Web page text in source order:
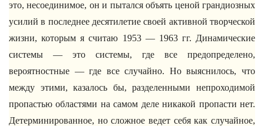
это, несоединимое, он и пытался объять ценой грандиозных
усилий в последнее десятилетие своей активной творческой
жизни, которым я считаю 1953 — 1963 гг. Динамические
системы — это системы, где все предопределено,
вероятностные — где все случайно. Но выяснилось, что
между этими, казалось бы, разделенными непроходимой
пропастью областями на самом деле никакой пропасти нет.
Детерминированное, но сложное ведет себя как случайное,